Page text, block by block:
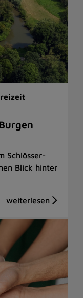
Schlösser-
Blick hinter